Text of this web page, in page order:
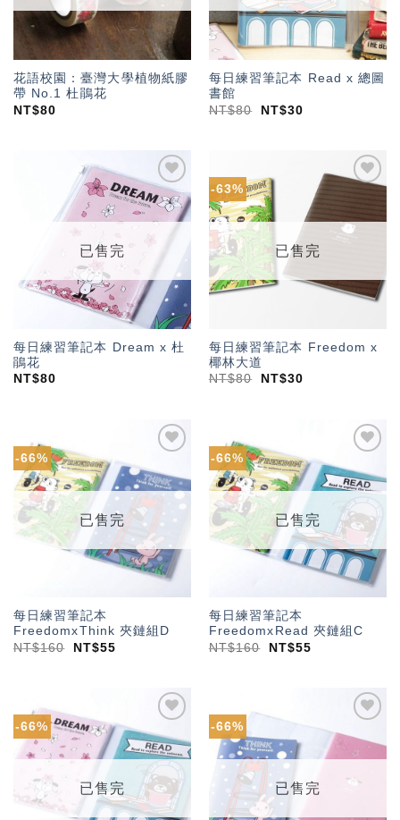
花語校園：臺灣大學植物紙膠
帶 No.1 杜鵑花
NT$80
每日練習筆記本 Read x 總圖
書館
NT$80 NT$30
加入
「願
望輕
已售完
每日練習筆記本 Dream x 杜
鵑花
NT$80
-63%
「願
望輕
已售完
每日練習筆記本 Freedom x
椰林大道
NT$80 NT$30
-66%
「願
望輕
已售完
每日練習筆記本
FreedomxThink 夾鏈組D
NT$160 NT$55
-66%
「願
望輕
單」
已售完
每日練習筆記本
FreedomxRead 夾鏈組C
NT$160 NT$55
-66%
加入
「願
望輕
已售完
-66%
「願
望輕
已售完